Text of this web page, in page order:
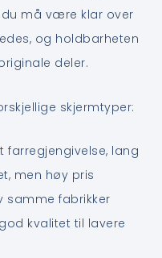
må være klar over
og holdbarheten
deler.
skjermtyper:
farregjengivelse, lang
men høy pris
samme fabrikker
kvalitet til lavere